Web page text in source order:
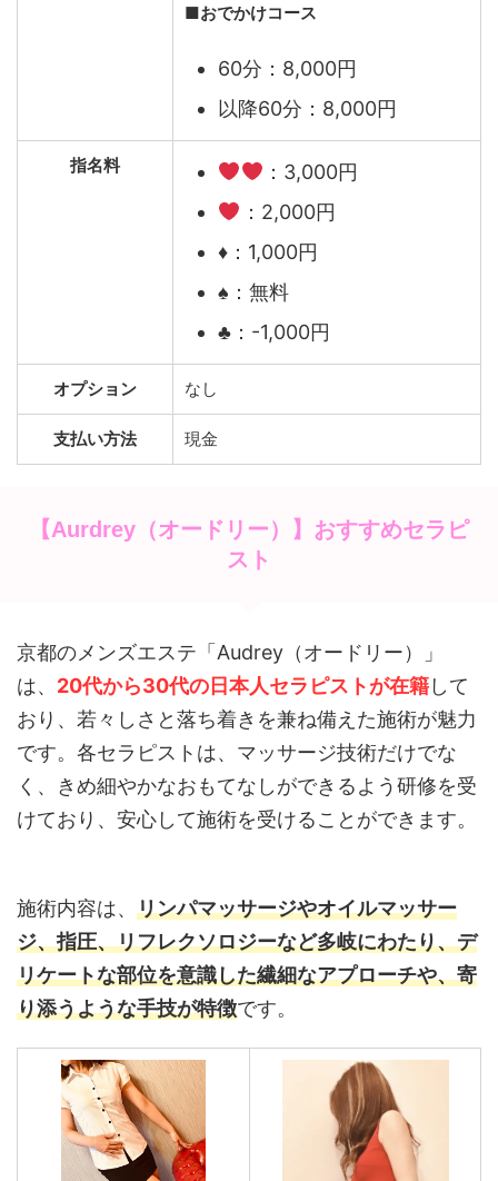
■おでかけコース
60分：8,000円
以降60分：8,000円
指名料
：3,000円
：2,000円
♦︎：1,000円
♠︎：無料
♣︎：-1,000円
オプション なし
支払い方法 現金
【Aurdrey（オードリー）】おすすめセラピ
スト
京都のメンズエステ「Audrey（オードリー）」
は、 20代から30代の日本人セラピストが在籍して
おり、若々しさと落ち着きを兼ね備えた施術が魅力
です。 各セラピストは、マッサージ技術だけでな
く、きめ細やかなおもてなしができるよう研修を受
けており、安心して施術を受けることができます。
施術内容は、 リンパマッサージやオイルマッサー
ジ、指圧、リフレクソロジーなど多岐にわたり、デ
リケートな部位を意識した繊細なアプローチや、寄
り添うような手技が特徴です。